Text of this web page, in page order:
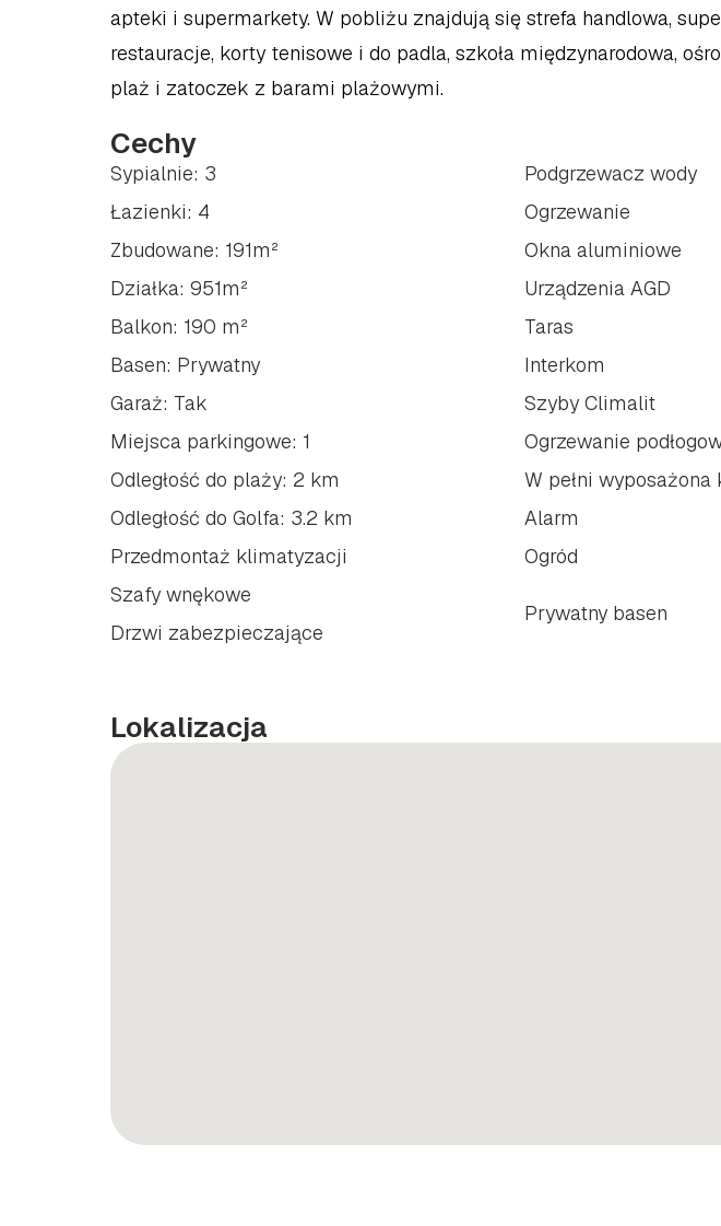
apteki i supermarkety. W pobliżu znajdują się strefa handlowa,
restauracje, korty tenisowe i do padla, szkoła międzynarodowa,
plaż i zatoczek z barami plażowymi.
Cechy
Sypialnie: 3
Łazienki: 4
Zbudowane: 191m²
Działka: 951m²
Balkon: 190 m²
Basen: Prywatny
Garaż: Tak
Miejsca parkingowe: 1
Odległość do plaży: 2 km
Odległość do Golfa: 3.2 km
Przedmontaż klimatyzacji
Szafy wnękowe
Drzwi zabezpieczające
Podgrzewacz wody
Ogrzewanie
Okna aluminiowe
Urządzenia AGD
Taras
Interkom
Szyby Climalit
Ogrzewanie
W pełni wyposażona
Alarm
Ogród
Prywatny basen
Lokalizacja